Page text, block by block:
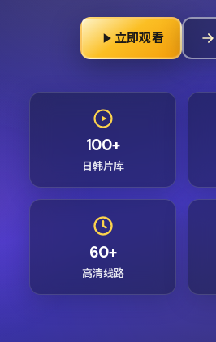
立即观看
100+
日韩片库
60+
高清线路